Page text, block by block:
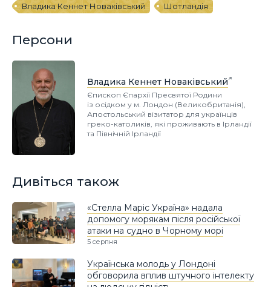
Владика Кеннет Новаківський
Шотландія
Персони
Владика Кеннет Новаківський
Єпископ Єпархії Пресвятої Родини
із осідком у м. Лондон (Великобританія),
Апостольський візитатор для українців
греко-католиків, які проживають в Ірландії
та Північній Ірландії
Дивіться також
«Стелла Маріс Україна» надала
допомогу морякам після російської
атаки на судно в Чорному морі
5 серпня
Українська молодь у Лондоні
обговорила вплив штучного інтелекту